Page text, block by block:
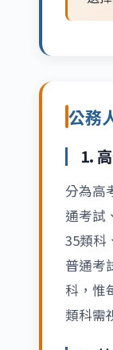
公務
1.
分為高
通考試
35類科
普通考
科，惟
類科需